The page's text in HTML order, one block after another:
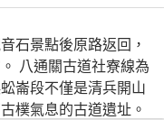
石景點後原路返回，
八通關古道社寮線為
崙段不僅是清兵開山
樸氣息的古道遺址。